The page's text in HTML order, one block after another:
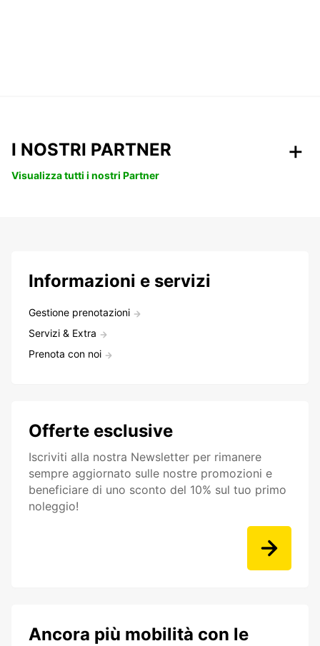
I NOSTRI PARTNER
Visualizza tutti i nostri Partner
Informazioni e servizi
Gestione prenotazioni
Servizi & Extra
Prenota con noi
Offerte esclusive
Iscriviti alla nostra Newsletter per rimanere
sempre aggiornato sulle nostre promozioni e
beneficiare di uno sconto del 10% sul tuo primo
noleggio!
Ancora più mobilità con le